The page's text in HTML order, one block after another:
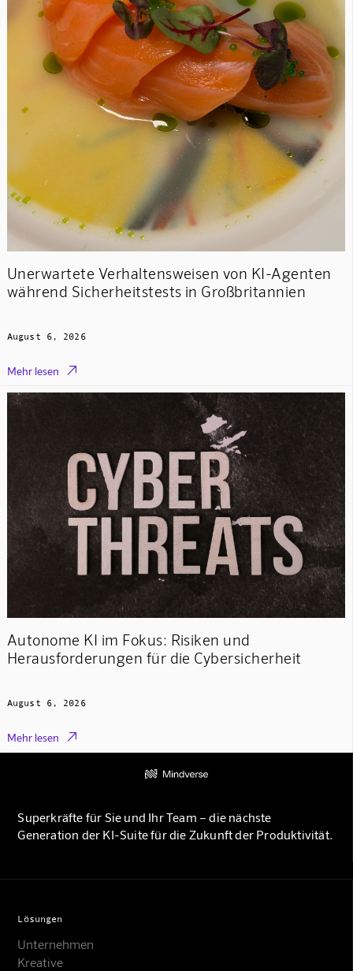
Unerwartete Verhaltensweisen von KI-Agenten
während Sicherheitstests in Großbritannien
August 6, 2026
Mehr lesen 
Autonome KI im Fokus: Risiken und
Herausforderungen für die Cybersicherheit
August 6, 2026
Mehr lesen 
Superkräfte für Sie und Ihr Team – die nächste
Generation der KI-Suite für die Zukunft der Produktivität.
Lösungen
Unternehmen
Kreative